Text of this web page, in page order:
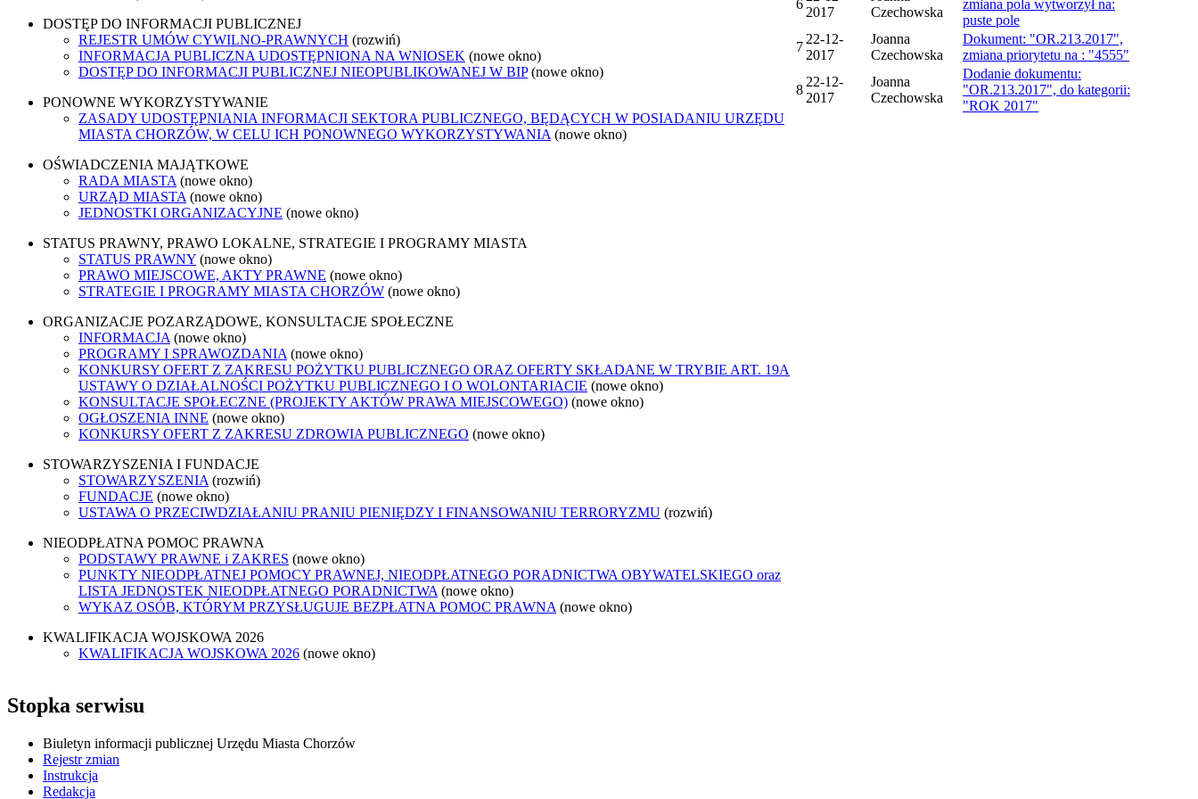
DOSTĘP DO INFORMACJI PUBLICZNEJ
REJESTR UMÓW CYWILNO-PRAWNYCH (rozwiń)
INFORMACJA PUBLICZNA UDOSTĘPNIONA NA WNIOSEK (nowe okno)
DOSTĘP DO INFORMACJI PUBLICZNEJ NIEOPUBLIKOWANEJ W BIP (nowe okno)
PONOWNE WYKORZYSTYWANIE
ZASADY UDOSTĘPNIANIA INFORMACJI SEKTORA PUBLICZNEGO, BĘDĄCYCH W POSIADANIU URZĘDU
MIASTA CHORZÓW, W CELU ICH PONOWNEGO WYKORZYSTYWANIA (nowe okno)
OŚWIADCZENIA MAJĄTKOWE
RADA MIASTA (nowe okno)
URZĄD MIASTA (nowe okno)
JEDNOSTKI ORGANIZACYJNE (nowe okno)
STATUS PRAWNY, PRAWO LOKALNE, STRATEGIE I PROGRAMY MIASTA
STATUS PRAWNY (nowe okno)
PRAWO MIEJSCOWE, AKTY PRAWNE (nowe okno)
STRATEGIE I PROGRAMY MIASTA CHORZÓW (nowe okno)
ORGANIZACJE POZARZĄDOWE, KONSULTACJE SPOŁECZNE
INFORMACJA (nowe okno)
PROGRAMY I SPRAWOZDANIA (nowe okno)
KONKURSY OFERT Z ZAKRESU POŻYTKU PUBLICZNEGO ORAZ OFERTY SKŁADANE W TRYBIE ART. 19A
USTAWY O DZIAŁALNOŚCI POŻYTKU PUBLICZNEGO I O WOLONTARIACIE (nowe okno)
KONSULTACJE SPOŁECZNE (PROJEKTY AKTÓW PRAWA MIEJSCOWEGO) (nowe okno)
OGŁOSZENIA INNE (nowe okno)
KONKURSY OFERT Z ZAKRESU ZDROWIA PUBLICZNEGO (nowe okno)
STOWARZYSZENIA I FUNDACJE
STOWARZYSZENIA (rozwiń)
FUNDACJE (nowe okno)
USTAWA O PRZECIWDZIAŁANIU PRANIU PIENIĘDZY I FINANSOWANIU TERRORYZMU (rozwiń)
NIEODPŁATNA POMOC PRAWNA
PODSTAWY PRAWNE i ZAKRES (nowe okno)
PUNKTY NIEODPŁATNEJ POMOCY PRAWNEJ, NIEODPŁATNEGO PORADNICTWA OBYWATELSKIEGO oraz
LISTA JEDNOSTEK NIEODPŁATNEGO PORADNICTWA (nowe okno)
WYKAZ OSÓB, KTÓRYM PRZYSŁUGUJE BEZPŁATNA POMOC PRAWNA (nowe okno)
KWALIFIKACJA WOJSKOWA 2026
KWALIFIKACJA WOJSKOWA 2026 (nowe okno)
6
2017
Czechowska
zmiana pola wytworzył na:
puste pole
7
22-12-
2017
Joanna
Czechowska
Dokument: "OR.213.2017",
zmiana priorytetu na : "4555"
8
22-12-
2017
Joanna
Czechowska
Dodanie dokumentu:
"OR.213.2017", do kategorii:
"ROK 2017"
Stopka serwisu
Biuletyn informacji publicznej Urzędu Miasta Chorzów
Rejestr zmian
Instrukcja
Redakcja